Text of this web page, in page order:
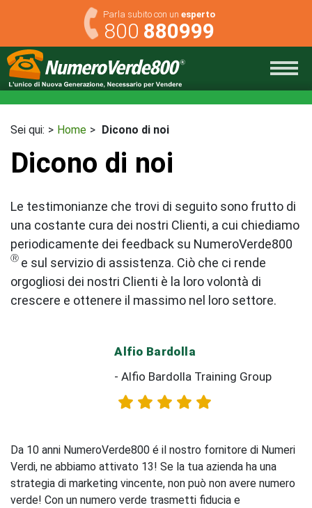
Parla subito con un esperto
800 880999
Sei qui: Home Dicono di noi
Dicono di noi
Le testimonianze che trovi di seguito sono frutto di
una costante cura dei nostri Clienti, a cui chiediamo
periodicamente dei feedback su NumeroVerde800
e sul servizio di assistenza. Ciò che ci rende
orgogliosi dei nostri Clienti è la loro volontà di
crescere e ottenere il massimo nel loro settore.
Alfio Bardolla
- Alfio Bardolla Training Group
Da 10 anni NumeroVerde800 é il nostro fornitore di Numeri
Verdi, ne abbiamo attivato 13! Se la tua azienda ha una
strategia di marketing vincente, non può non avere numero
verde! Con un numero verde trasmetti fiducia e